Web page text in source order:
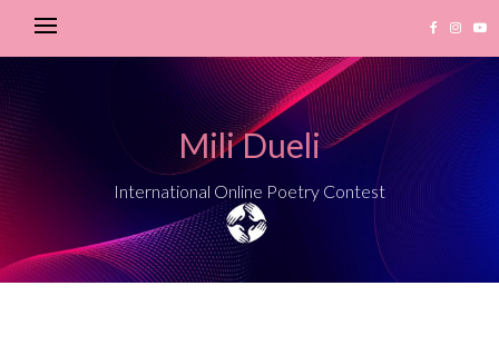
Mili Dueli
International Online Poetry Contest